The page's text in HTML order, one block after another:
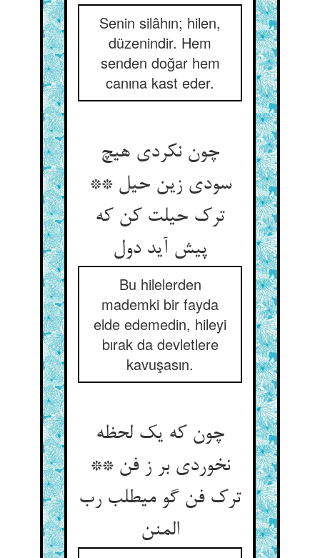
Senin silâhın; hilen,
düzenindir. Hem
senden doğar hem
canına kast eder.
چون نکردی هیچ
سودی زین حیل **
ترک حیلت کن که
پیش آید دول‏
Bu hilelerden
mademki bir fayda
elde edemedin, hileyi
bırak da devletlere
kavuşasın.
چون که یک لحظه
نخوردی بر ز فن **
ترک فن گو می‏طلب رب
المنن‏